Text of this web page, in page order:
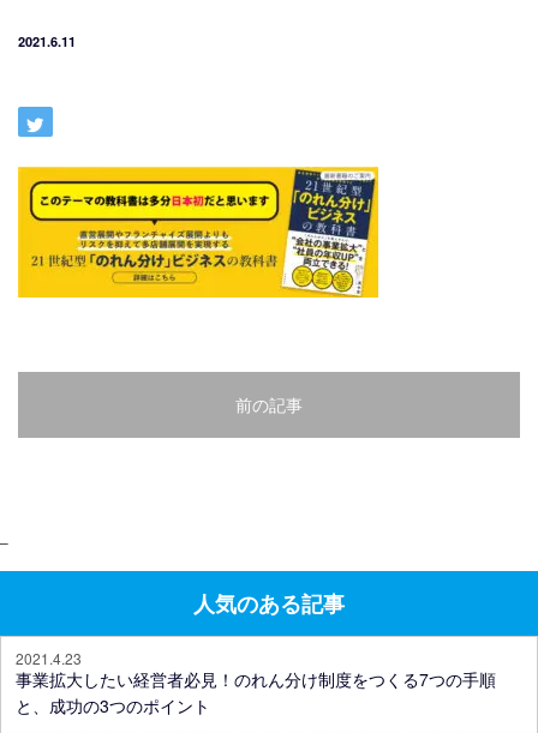
2021.6.11
前の記事
–
人気のある記事
2021.4.23
事業拡大したい経営者必見！のれん分け制度をつくる7つの手順
と、成功の3つのポイント